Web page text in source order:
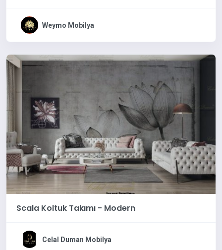
Weymo Mobilya
Scala Koltuk Takımı - Modern
Celal Duman Mobilya